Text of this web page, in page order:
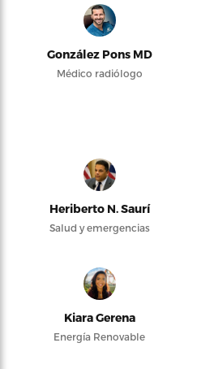
González Pons MD
Médico radiólogo
Heriberto N. Saurí
Salud y emergencias
Kiara Gerena
Energía Renovable